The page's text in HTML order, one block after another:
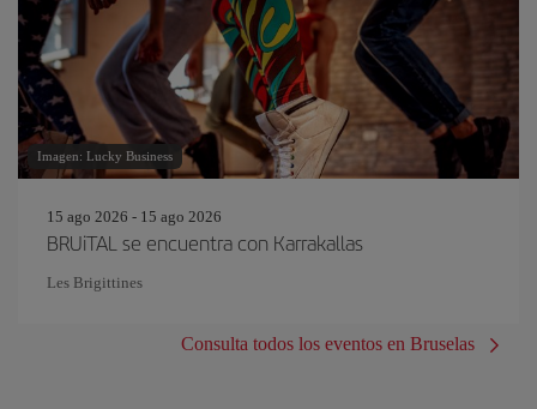
Imagen: Lucky Business
15 ago 2026 - 15 ago 2026
BRUiTAL se encuentra con Karrakallas
Les Brigittines
Consulta todos los eventos en Bruselas